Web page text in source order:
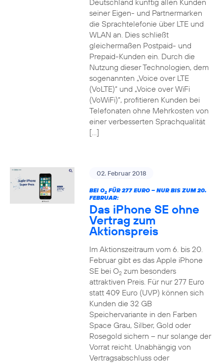
Deutschland künftig allen Kunden
seiner Eigen- und Partnermarken
die Sprachtelefonie über LTE und
WLAN an. Dies schließt
gleichermaßen Postpaid- und
Prepaid-Kunden ein. Durch die
Nutzung dieser Technologien, dem
sogenannten „Voice over LTE
(VoLTE)“ und „Voice over WiFi
(VoWiFi)“, profitieren Kunden bei
Telefonaten ohne Mehrkosten von
einer verbesserten Sprachqualität
[…]
02. Februar 2018
BEI O2FÜR 277 EURO – NUR BIS ZUM 20.
FEBRUAR:
Das iPhone SE ohne
Vertrag zum
Aktionspreis
Im Aktionszeitraum vom 6. bis 20.
Februar gibt es das Apple iPhone
SE bei O2zum besonders
attraktiven Preis. Für nur 277 Euro
statt 409 Euro (UVP) können sich
Kunden die 32 GB
Speichervariante in den Farben
Space Grau, Silber, Gold oder
Rosegold sichern – nur solange der
Vorrat reicht. Unabhängig von
Vertragsabschluss oder